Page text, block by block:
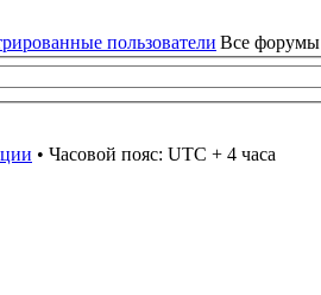
пользователи Все форумы
• Часовой пояс: UTC + 4 часа